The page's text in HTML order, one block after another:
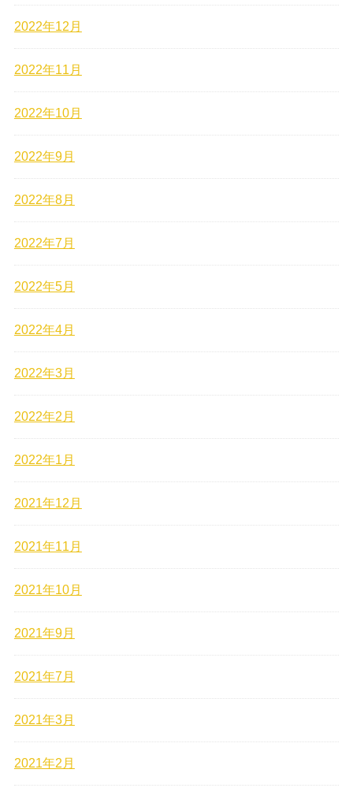
2022年12月
2022年11月
2022年10月
2022年9月
2022年8月
2022年7月
2022年5月
2022年4月
2022年3月
2022年2月
2022年1月
2021年12月
2021年11月
2021年10月
2021年9月
2021年7月
2021年3月
2021年2月